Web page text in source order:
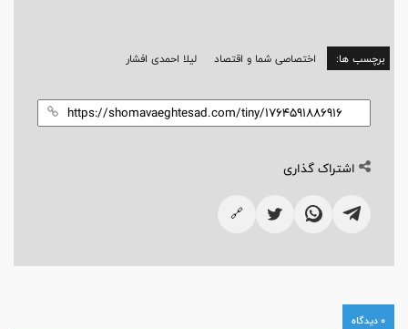
برچسب ها: اختصاصی شما و اقتصاد لیلا احمدی افشار
اشتراک گذاری
🔗
0 دیدگاه